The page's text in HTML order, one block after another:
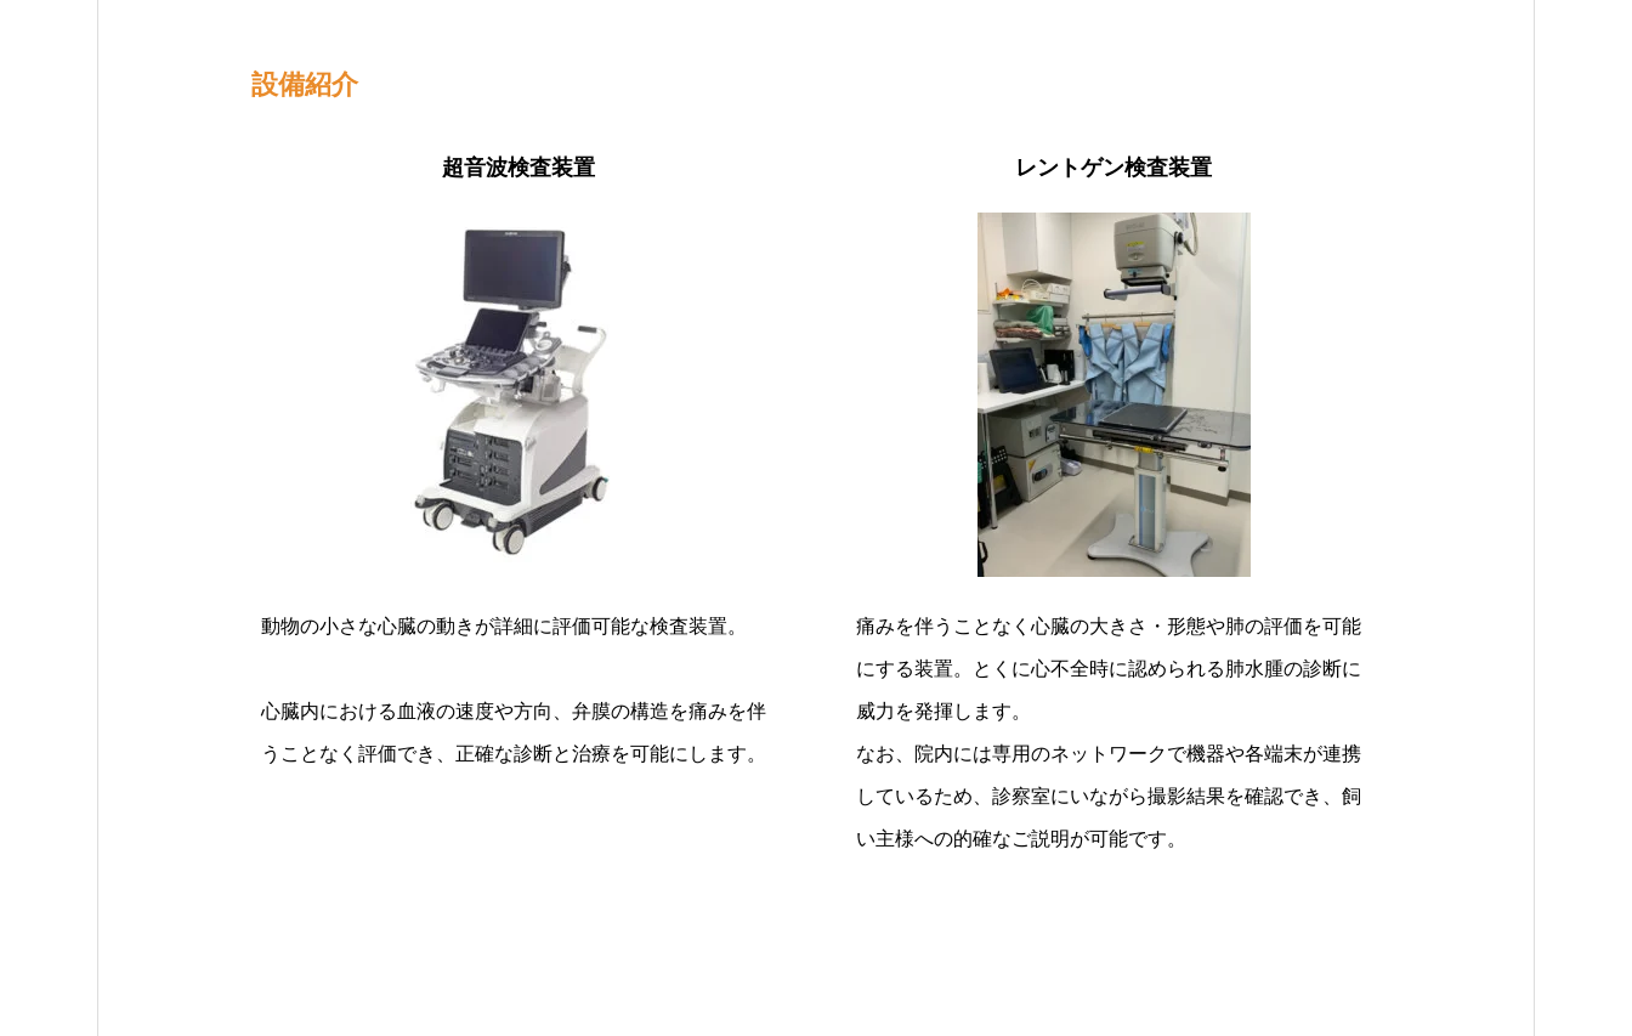
設備紹介
超音波検査装置
動物の小さな心臓の動きが詳細に評価可能な検査装置。
心臓内における血液の速度や方向、弁膜の構造を痛みを伴
うことなく評価でき、正確な診断と治療を可能にします。
レントゲン検査装置
痛みを伴うことなく心臓の大きさ・形態や肺の評価を可能
にする装置。とくに心不全時に認められる肺水腫の診断に
威力を発揮します。
なお、院内には専用のネットワークで機器や各端末が連携
しているため、診察室にいながら撮影結果を確認でき、飼
い主様への的確なご説明が可能です。